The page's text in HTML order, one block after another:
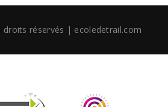
droits réservés | ecoledetrail.com